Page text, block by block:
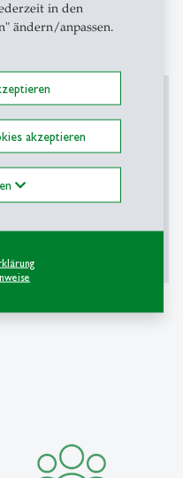
in den
ändern/anpassen.
akzeptieren